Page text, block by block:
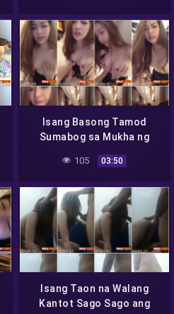
Isang Basong Tamod
Sumabog sa Mukha ng
105 03:50
Isang Taon na Walang
Kantot Sago Sago ang